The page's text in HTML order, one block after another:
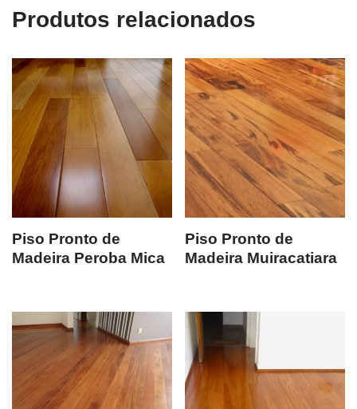
Produtos relacionados
Piso Pronto de
Madeira Peroba Mica
Piso Pronto de
Madeira Muiracatiara